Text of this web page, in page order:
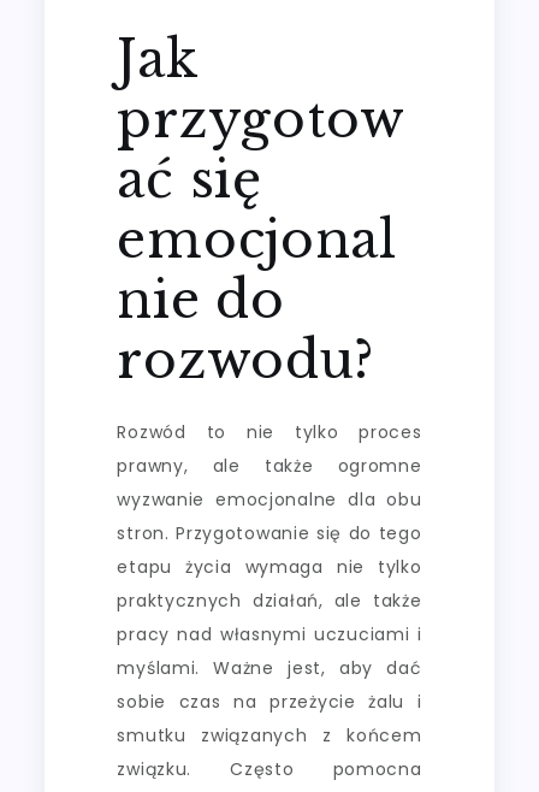
Jak
przygotow
ać się
emocjonal
nie do
rozwodu?
Rozwód to nie tylko proces
prawny, ale także ogromne
wyzwanie emocjonalne dla obu
stron. Przygotowanie się do tego
etapu życia wymaga nie tylko
praktycznych działań, ale także
pracy nad własnymi uczuciami i
myślami. Ważne jest, aby dać
sobie czas na przeżycie żalu i
smutku związanych z końcem
związku. Często pomocna